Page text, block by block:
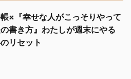
×『幸せな人がこっそりやって
書き方』わたしが週末にやる
リセット